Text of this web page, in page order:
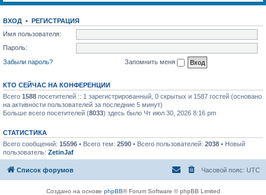
ВХОД • РЕГИСТРАЦИЯ
Имя пользователя:
Пароль:
Забыли пароль?
Запомнить меня
КТО СЕЙЧАС НА КОНФЕРЕНЦИИ
Всего 1588 посетителей :: 1 зарегистрированный, 0 скрытых и 1587 гостей (основано
на активности пользователей за последние 5 минут)
Больше всего посетителей (8033) здесь было Чт июл 30, 2026 8:16 pm
СТАТИСТИКА
Всего сообщений: 15596 • Всего тем: 2590 • Всего пользователей: 2038 • Новый
пользователь: ZetinJaf
Список форумов Часовой пояс: UTC
Создано на основе phpBB® Forum Software © phpBB Limited